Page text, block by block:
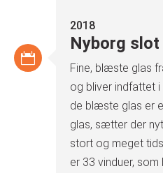
2018
Nyborg slot
Fine, blæste glas
og bliver indfattet i
de blæste glas er
glas, sætter der
stort og meget
er 33 vinduer,